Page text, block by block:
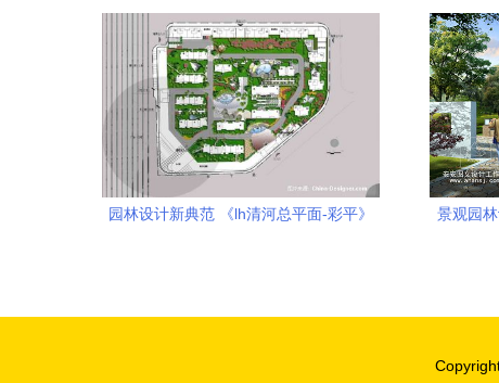
园林设计新典范 《lh清河总平面-彩平》
景观园